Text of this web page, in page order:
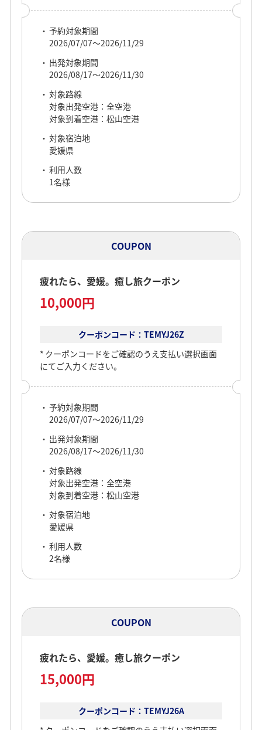
o
2026/07/08～2026/08/06
対象路線
対象出発空港：全空港
対象到着空港：松山空港
対象宿泊地
愛媛県
利用人数
1名様
予約対象期間
2026/07/07～2026/08/05
2026/07/08～2026/08/06
対象路線
対象出発空港：全空港
対象到着空港：松山空港
愛媛県
利用人数
2名様
本キャンペーンは
COUPON
15,000円
対象路線
対象出発空港：全空港
対象到着空港：松山空港
対象宿泊地
本キャンペーンは
予約対象期間
2026/07/07～2026/11/29
出発対象期間
2026/08/17～2026/11/30
対象路線
対象出発空港：全空港
対象到着空港：松山空港
対象宿泊地
愛媛県
利用人数
1名様
COUPON
疲れたら、愛媛。癒し旅クーポン
10,000円
クーポンコード：TEMYJ26Z
クーポンコードをご確認のうえ支払い選択画面
にてご入力ください。
予約対象期間
2026/07/07～2026/11/29
出発対象期間
2026/08/17～2026/11/30
対象路線
対象出発空港：全空港
対象到着空港：松山空港
対象宿泊地
愛媛県
利用人数
2名様
COUPON
疲れたら、愛媛。癒し旅クーポン
15,000円
クーポンコード：TEMYJ26A